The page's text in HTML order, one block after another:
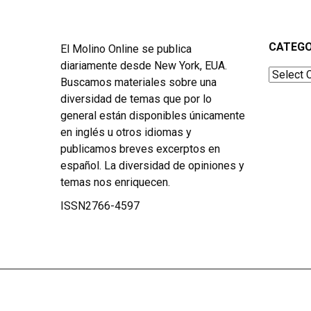
El Molino Online se publica
diariamente desde New York, EUA.
Buscamos materiales sobre una
diversidad de temas que por lo
general están disponibles únicamente
en inglés u otros idiomas y
publicamos breves excerptos en
español. La diversidad de opiniones y
temas nos enriquecen.
ISSN2766-4597